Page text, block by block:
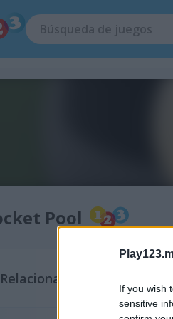
If you wish
sensitive
Pool